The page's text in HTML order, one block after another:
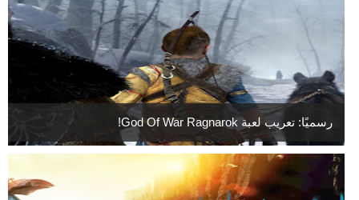
رسميًا: تعريب لعبة God Of War Ragnarok!